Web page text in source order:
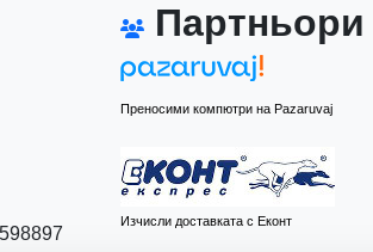
Партньори
Преносими компютри на Pazaruvaj
Изчисли доставката с Еконт